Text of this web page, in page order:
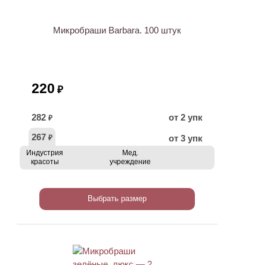
Микробраши Barbara. 100 штук
220 ₽
282 ₽
от 2 упк
267 ₽ от 3 упк
Индустрия
красоты
Мед.
учреждение
Выбрать размер